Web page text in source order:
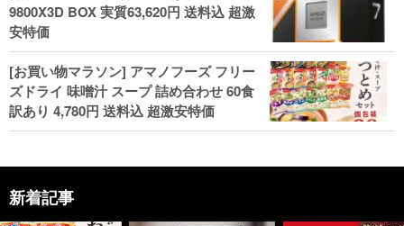
9800X3D BOX 実質63,620円 送料込 超激
安特価
[お買い物マラソン] アマノフーズ フリー
ズドライ 味噌汁 スープ 詰め合わせ 60食
訳あり 4,780円 送料込 超激安特価
新着記事